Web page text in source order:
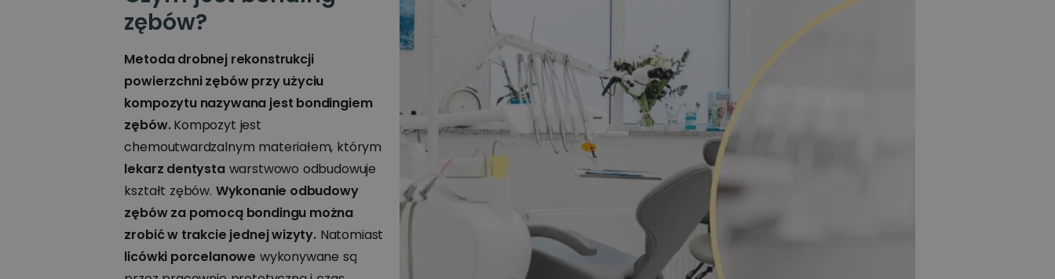
zębów?
Metoda drobnej rekonstrukcji
powierzchni zębów przy użyciu
kompozytu nazywana jest bondingiem
zębów.Kompozyt jest
chemoutwardzalnym materiałem, którym
lekarz dentystawarstwowo odbudowuje
kształt zębów. Wykonanie odbudowy
zębów za pomocą bondingu można
zrobić w trakcie jednej wizyty.Natomiast
licówki porcelanowe wykonywane są